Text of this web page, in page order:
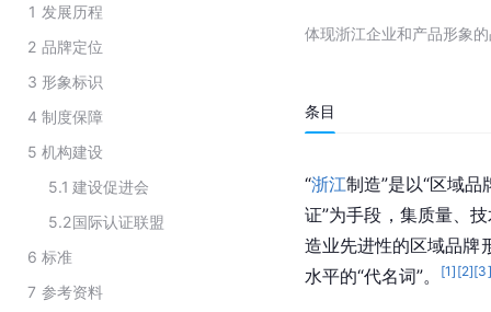
1 发展历程
2 品牌定位
3 形象标识
4 制度保障
5 机构建设
5.1 建设促进会
5.2国际认证联盟
6 标准
7 参考资料
体现浙江企业和产品形象
条目
“浙江制造”是以“区域
证”为手段，集质量、
造业先进性的区域品牌
水平的“代名词”。
[1] [2][3]